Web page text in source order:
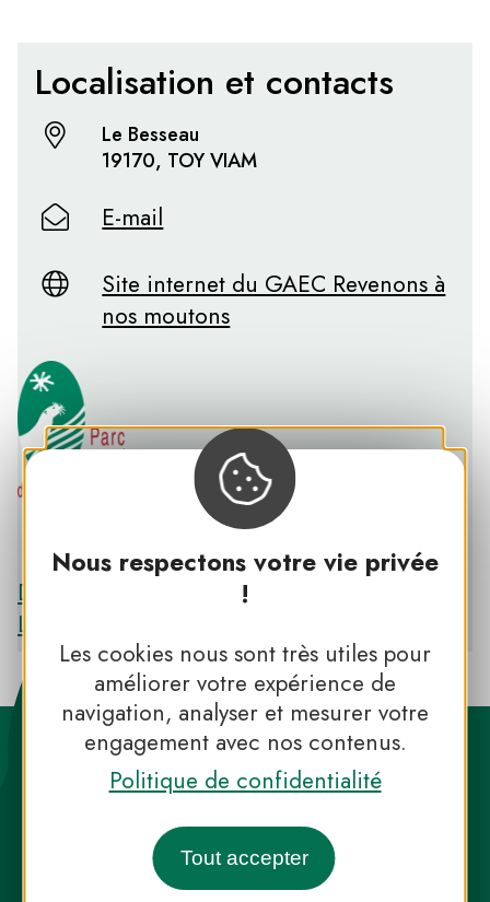
Nous respectons votre vie privée
!
Les cookies nous sont très utiles pour
améliorer votre expérience de
navigation, analyser et mesurer votre
engagement avec nos contenus.
Politique de confidentialité
Tout accepter
Localisation et contacts
Le Besseau
19170, TOY VIAM
E-mail
Site internet du GAEC Revenons à
nos moutons
Découvrir le PNR DE MILLEVACHES EN
LIMOUSIN
Destination Parcs, de l’inspiration en